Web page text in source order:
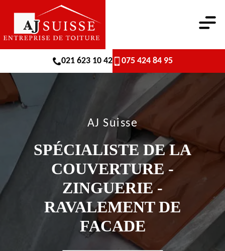
021 623 10 42 075 424 84 95
AJ Suisse
SPÉCIALISTE DE LA
COUVERTURE -
ZINGUERIE -
RAVALEMENT DE
FACADE